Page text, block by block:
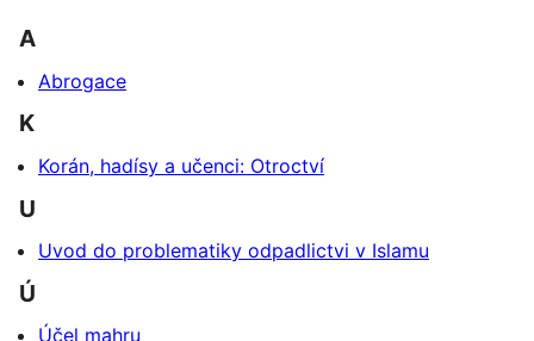
A
Abrogace
K
Korán, hadísy a učenci: Otroctví
U
Uvod do problematiky odpadlictvi v Islamu
Ú
Účel mahru